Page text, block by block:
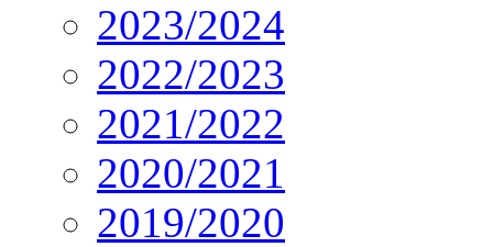
2023/2024
2022/2023
2021/2022
2020/2021
2019/2020